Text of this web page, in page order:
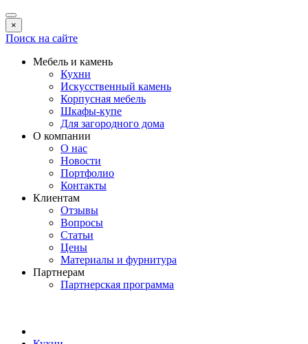
×
Поиск на сайте
Мебель и камень
Кухни
Искусственный камень
Корпусная мебель
Шкафы-купе
Для загородного дома
О компании
О нас
Новости
Портфолио
Контакты
Клиентам
Отзывы
Вопросы
Статьи
Цены
Материалы и фурнитура
Партнерам
Партнерская программа